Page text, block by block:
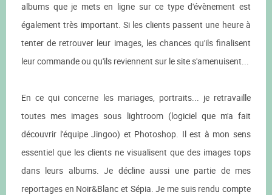
albums que je mets en ligne sur ce type d'évènement est
également très important. Si les clients passent une heure à
tenter de retrouver leur images, les chances qu'ils finalisent
leur commande ou qu'ils reviennent sur le site s'amenuisent...
En ce qui concerne les mariages, portraits... je retravaille
toutes mes images sous lightroom (logiciel que m'a fait
découvrir l'équipe Jingoo) et Photoshop. Il est à mon sens
essentiel que les clients ne visualisent que des images tops
dans leurs albums. Je décline aussi une partie de mes
reportages en Noir&Blanc et Sépia. Je me suis rendu compte